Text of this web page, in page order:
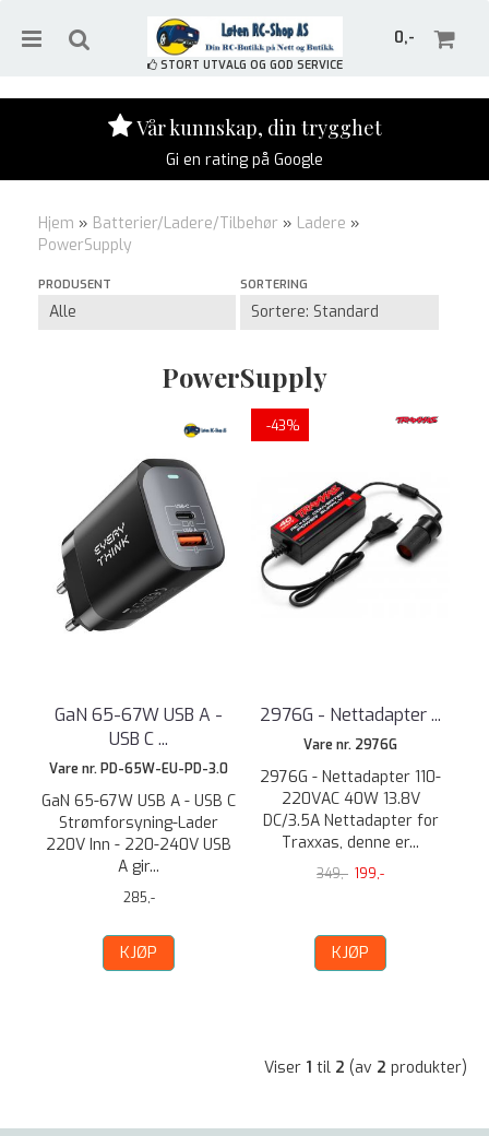
0,-
STORT UTVALG OG GOD SERVICE
Vår kunnskap, din trygghet
Gi en rating på Google
Hjem » Batterier/Ladere/Tilbehør » Ladere »
PowerSupply
PRODUSENT SORTERING
PowerSupply
GaN 65-67W USB A -
USB C ...
Vare nr. PD-65W-EU-PD-3.0
GaN 65-67W USB A - USB C
Strømforsyning-Lader
220V Inn - 220-240V USB
A gir...
285,-
KJØP
-43%
2976G - Nettadapter ...
Vare nr. 2976G
2976G - Nettadapter 110-
220VAC 40W 13.8V
DC/3.5A Nettadapter for
Traxxas, denne er...
349,- 199,-
KJØP
Viser 1 til 2 (av 2 produkter)